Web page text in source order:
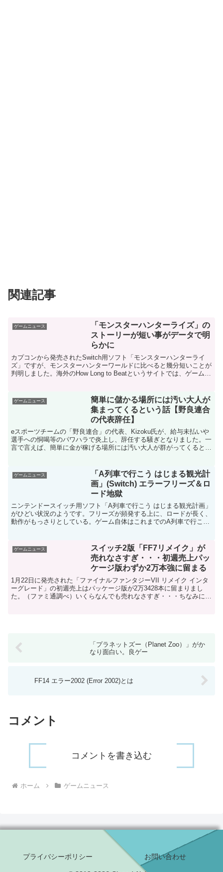
関連記事
ゲームニュース
「モンスターハンターライズ」の
ストーリーが短い事がデータで明
らかに
カプコンから発売されたSwitch用ソフト「モンスターハンターライ
ズ」ですが、モンスターハンターワールドに比べると幾分短いことが
判明しました。海外のHow Long to Beatというサイトでは、ゲームが
ゲームニュース
簡単に儲かる場所には汚い大人が
集まってくるという話【野良連合
の代表辞任】
eスポーツチームの「野良連合」の代表、Kizoku氏が、給与未払いや
選手への恫喝等のパワハラで炎上し、辞任する騒ぎとなりました。一
言で言えば、簡単に金が稼げる場所には汚い大人が群がってくるとい
ゲームニュース
「A列車で行こう はじまる観光計
画」(Switch) エラーフリーズ＆ロ
ード地獄
ニンテンドースイッチ用ソフト「A列車で行こう はじまる観光計画」
がひどい状況のようです。フリーズが頻発する上に、ロードが長く、
動作がもっさりとしている。ゲーム自体はこれまでのA列車で行こう
ゲームニュース
スイッチ2版「FF7リメイク」が
売れなさすぎ・・・初週売上パッ
ケージ版わずか2万本強に留まる
1月22日に発売された「ファイナルファンタジーVII リメイク インタ
ーグレード」の初週売上はパッケージ版が2万3428本に留まりまし
た。（ファミ通調べ）いくらなんでも売れなさすぎ・・・ちなみに
「プラネットズー（Planet Zoo）」がか
なり面白い。良ゲー
FF14 エラー2002 (Error 2002)とは
コメント
コメントを書き込む
ホーム ゲームニュース
プライバシーポリシー お問い合わせ